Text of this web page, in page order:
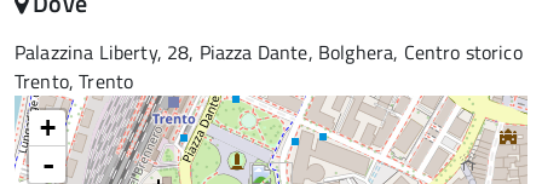
Palazzina Liberty, 28, Piazza Dante, Bolghera, Centro storico
Trento, Trento
+
-